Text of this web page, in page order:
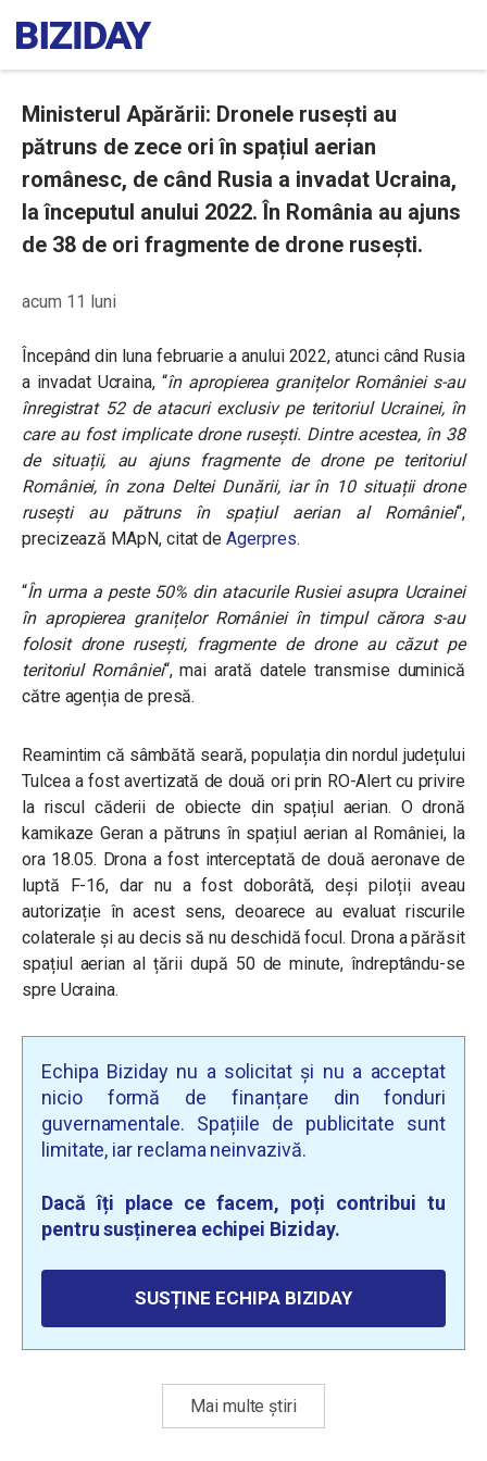
Ministerul Apărării: Dronele rusești au
pătruns de zece ori în spațiul aerian
românesc, de când Rusia a invadat Ucraina,
la începutul anului 2022. În România au ajuns
de 38 de ori fragmente de drone rusești.
acum 11 luni
Începând din luna februarie a anului 2022, atunci când Rusia
a invadat Ucraina, “în apropierea granițelor României s-au
înregistrat 52 de atacuri exclusiv pe teritoriul Ucrainei, în
care au fost implicate drone rusești. Dintre acestea, în 38
de situații, au ajuns fragmente de drone pe teritoriul
României, în zona Deltei Dunării, iar în 10 situații drone
rusești au pătruns în spațiul aerian al României“,
precizează MApN, citat deAgerpres.
“În urma a peste 50% din atacurile Rusiei asupra Ucrainei
în apropierea granițelor României în timpul cărora s-au
folosit drone rusești, fragmente de drone au căzut pe
teritoriul României“, mai arată datele transmise duminică
către agenția de presă.
Reamintim că sâmbătă seară, populația din nordul județului
Tulcea a fost avertizată de două ori prin RO-Alert cu privire
la riscul căderii de obiecte din spațiul aerian. O dronă
kamikaze Geran a pătruns în spațiul aerian al României, la
ora 18.05. Drona a fost interceptată de două aeronave de
luptă F-16, dar nu a fost doborâtă, deși piloții aveau
autorizație în acest sens, deoarece au evaluat riscurile
colaterale și au decis să nu deschidă focul. Drona a părăsit
spațiul aerian al țării după 50 de minute, îndreptându-se
spre Ucraina.
Echipa Biziday nu a solicitat și nu a acceptat
nicio formă de finanțare din fonduri
guvernamentale. Spațiile de publicitate sunt
limitate, iar reclama neinvazivă.
Dacă îți place ce facem, poți contribui tu
pentru susținerea echipei Biziday.
SUSȚINE ECHIPA BIZIDAY
Mai multe știri